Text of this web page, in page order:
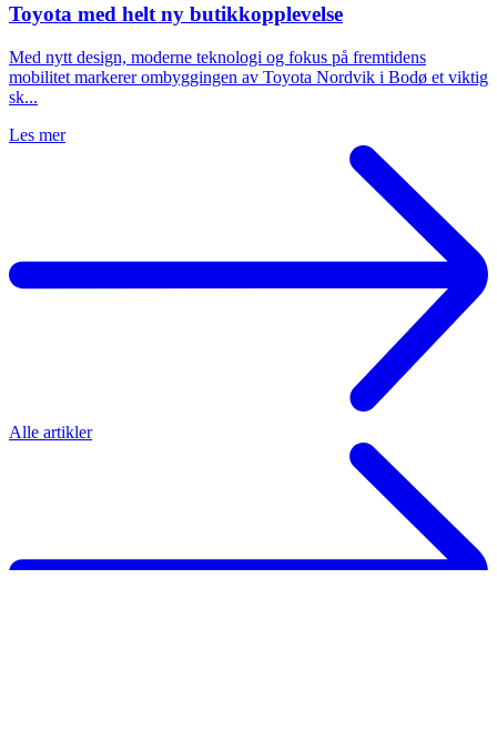
Toyota med helt ny butikkopplevelse
Med nytt design, moderne teknologi og fokus på fremtidens
mobilitet markerer ombyggingen av Toyota Nordvik i Bodø et viktig
sk...
Les mer
Alle artikler